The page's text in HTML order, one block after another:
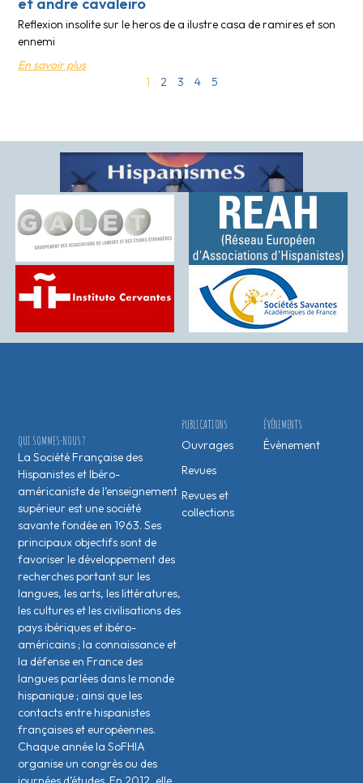
et andre cavaleiro
Reflexion insolite sur le heros de a ilustre casa de ramires et son
ennemi
En savoir plus
1
2 3 4 5
ÉVÉNEMENTS
Évènement
PUBLICATIONS
Ouvrages
Revues
Revues et
collections
QUI SOMMES-NOUS ?
La Société Française des
Hispanistes et Ibéro-
américaniste de l’enseignement
supérieur est une société
savante fondée en 1963. Ses
principaux objectifs sont de
favoriser le développement des
recherches portant sur les
langues, les arts, les littératures,
les cultures et les civilisations des
pays ibériques et ibéro-
américains ; la connaissance et
la défense en France des
langues parlées dans le monde
hispanique ; ainsi que les
contacts entre hispanistes
français·es et européen·nes.
Chaque année la SoFHIA
organise un congrès ou des